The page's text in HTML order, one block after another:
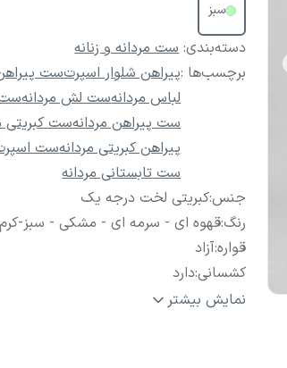
سبز
دسته‌بندی:ست مردانه و زنانه
برچسب‌ها :پیراهن شلوار اسپرتست
لباس مردانهست لش مردانهست
ست پیراهن مردانهست کبریتی
پیراهن کبریتی مردانهست
ست تابستانی مردانه
جنس:کبریتی لخت درجه یک
رنگ:قهوه ای - سرمه ای - مشکی - سبز-کرم
قواره:آزاد
کشسانی:دارد
سایز:M تا 2XL
نمایش بیشتر